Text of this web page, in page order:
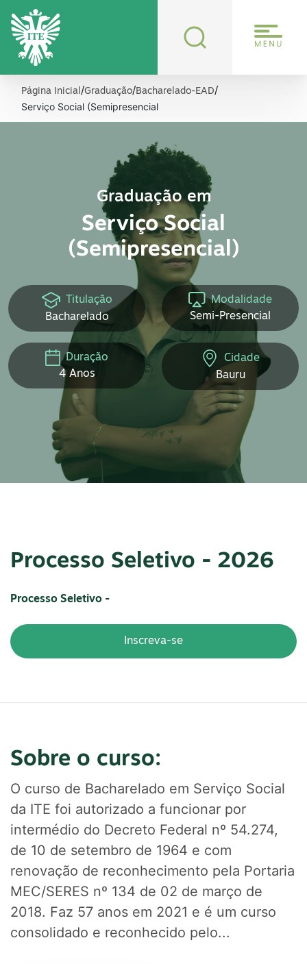
Página Inicial/Graduação/Bacharelado-EAD/
Serviço Social (Semipresencial
Graduação em
Serviço Social
(Semipresencial)
Titulação
Bacharelado
Modalidade
Semi-Presencial
Duração
4 Anos
Cidade
Bauru
Processo Seletivo - 2026
Processo Seletivo -
Inscreva-se
Sobre o curso:
O curso de Bacharelado em Serviço Social
da ITE foi autorizado a funcionar por
intermédio do Decreto Federal nº 54.274,
de 10 de setembro de 1964 e com
renovação de reconhecimento pela Portaria
MEC/SERES nº 134 de 02 de março de
2018. Faz 57 anos em 2021 e é um curso
consolidado e reconhecido pelo...